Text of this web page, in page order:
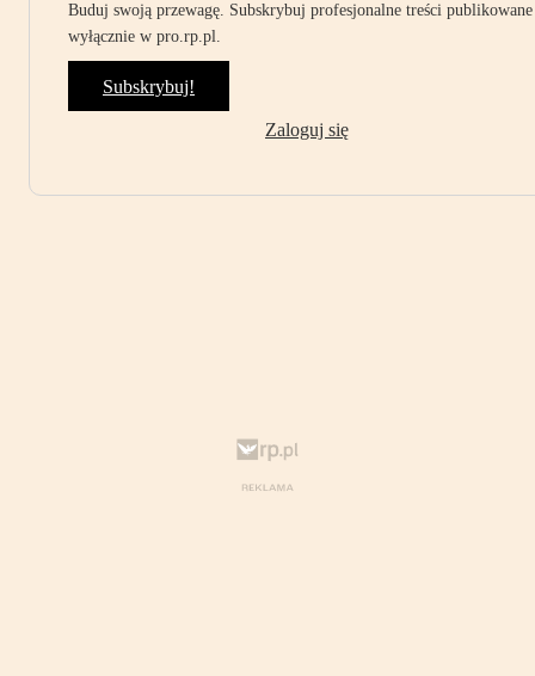
Buduj swoją przewagę. Subskrybuj profesjonalne treści publikowane
wyłącznie w pro.rp.pl.
Subskrybuj!
Zaloguj się